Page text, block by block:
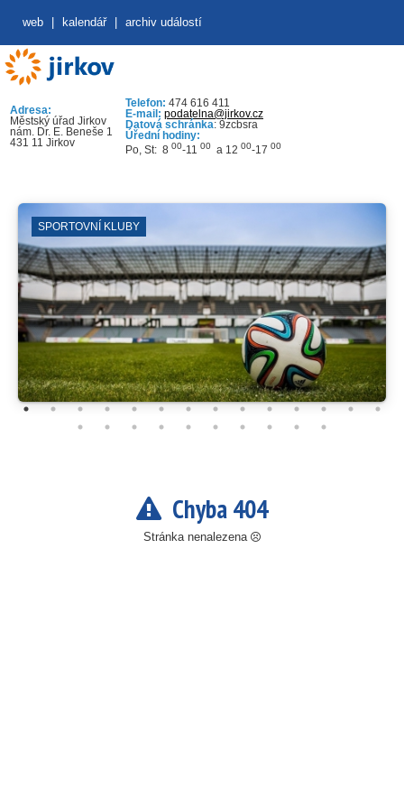
web kalendář archiv událostí
Adresa:
Městský úřad Jirkov
nám. Dr. E. Beneše 1
431 11 Jirkov
Telefon: 474 616 411
E-mail: podatelna@jirkov.cz
Datová schránka: 9zcbsra
Úřední hodiny:
Po, St: 8 00-11 00 a 12 00-17 00
SPORTOVNÍ KLUBY
Chyba 404
Stránka nenalezena